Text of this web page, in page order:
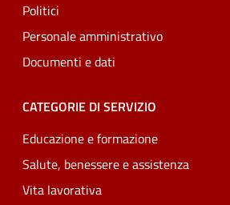
Politici
Personale amministrativo
Documenti e dati
CATEGORIE DI SERVIZIO
Educazione e formazione
Salute, benessere e assistenza
Vita lavorativa